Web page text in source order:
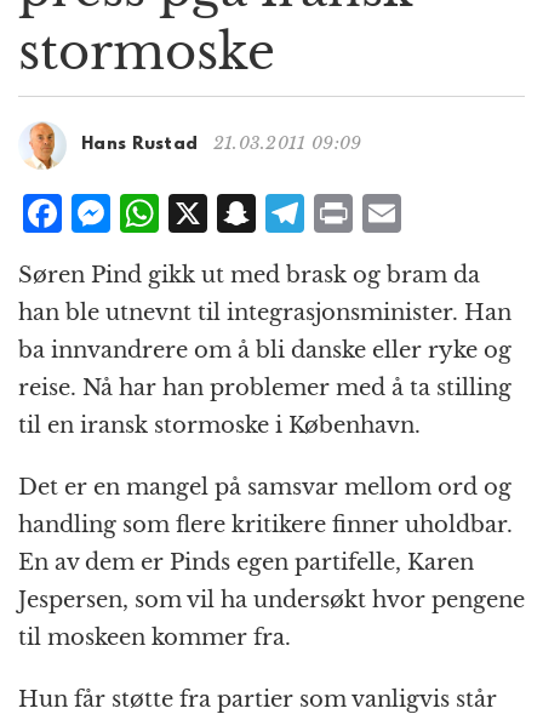
i
n
stormoske
Hans Rustad 21.03.2011 09:09
F
c
e
b
o
o
k
M
ss
e
n
g
e
r
W
h
at
s
A
p
p
X S
n
a
p
c
h
at
T
el
e
g
r
a
m
P
n
t
ai
l
Søren Pind gikk ut med brask og bram da
han ble utnevnt til integrasjonsminister. Han
ba innvandrere om å bli danske eller ryke og
reise. Nå har han problemer med å ta stilling
til en iransk stormoske i København.
Det er en mangel på samsvar mellom ord og
handling som flere kritikere finner uholdbar.
En av dem er Pinds egen partifelle, Karen
Jespersen, som vil ha undersøkt hvor pengene
til moskeen kommer fra.
Hun får støtte fra partier som vanligvis står